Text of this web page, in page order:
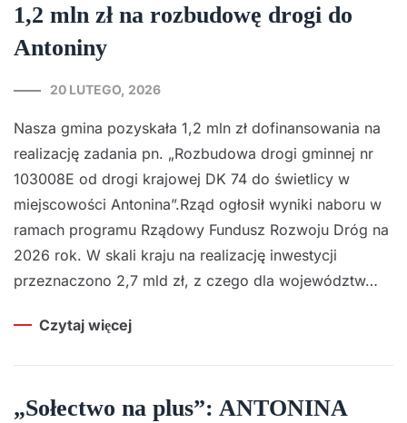
1,2 mln zł na rozbudowę drogi do
Antoniny
20 LUTEGO, 2026
Nasza gmina pozyskała 1,2 mln zł dofinansowania na
realizację zadania pn. „Rozbudowa drogi gminnej nr
103008E od drogi krajowej DK 74 do świetlicy w
miejscowości Antonina”.Rząd ogłosił wyniki naboru w
ramach programu Rządowy Fundusz Rozwoju Dróg na
2026 rok. W skali kraju na realizację inwestycji
przeznaczono 2,7 mld zł, z czego dla województw…
Czytaj więcej
„Sołectwo na plus”: ANTONINA